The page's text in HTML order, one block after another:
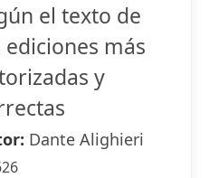
el texto de
ediciones más
y
Dante Alighieri